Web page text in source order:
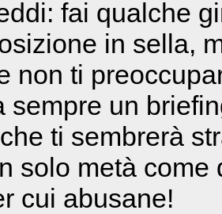
fai qualche
in sella,
non ti
sempre un
ti sembrerà
solo metà
cui abusane!